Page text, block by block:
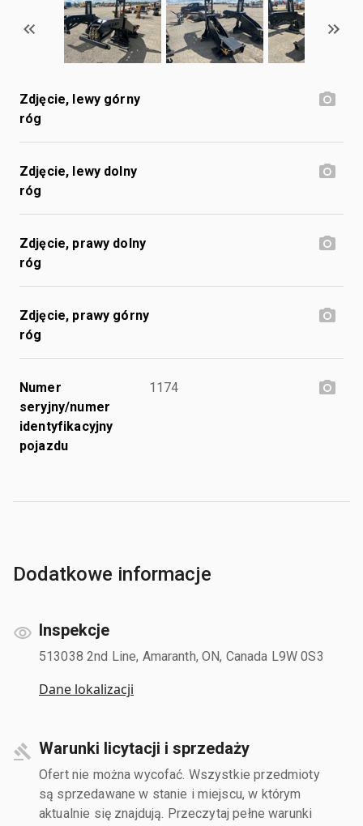
Zdjęcie, lewy górny
róg
Zdjęcie, lewy dolny
róg
Zdjęcie, prawy dolny
róg
Zdjęcie, prawy górny
róg
Numer
seryjny/numer
identyfikacyjny
pojazdu
1174
Dodatkowe informacje
Inspekcje
513038 2nd Line, Amaranth, ON, Canada L9W 0S3
Dane lokalizacji
Warunki licytacji i sprzedaży
Ofert nie można wycofać. Wszystkie przedmioty
są sprzedawane w stanie i miejscu, w którym
aktualnie się znajdują. Przeczytaj pełne warunki